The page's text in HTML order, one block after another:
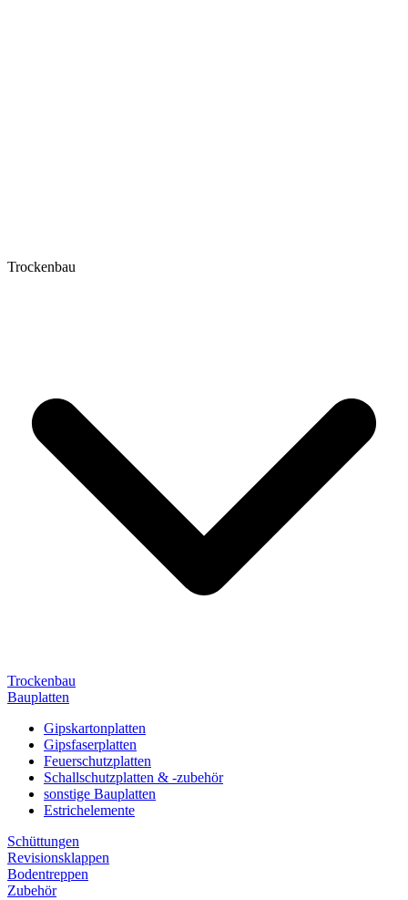
Trockenbau
Trockenbau
Bauplatten
Gipskartonplatten
Gipsfaserplatten
Feuerschutzplatten
Schallschutzplatten & -zubehör
sonstige Bauplatten
Estrichelemente
Schüttungen
Revisionsklappen
Bodentreppen
Zubehör